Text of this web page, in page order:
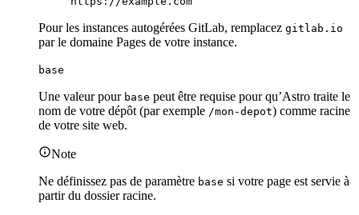
Pour les instances autogérées GitLab, remplacez gitlab.io
par le domaine Pages de votre instance.
base
Une valeur pour base peut être requise pour qu’Astro traite le
nom de votre dépôt (par exemple /mon-depot) comme racine
de votre site web.
Note
Ne définissez pas de paramètre base si votre page est servie à
partir du dossier racine.